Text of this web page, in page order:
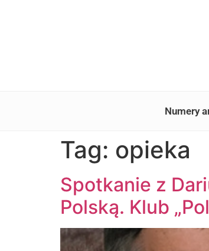
Numery
Tag: opieka
Spotkanie z
Polską. Klub